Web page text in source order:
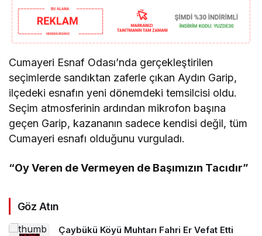
Cumayeri Esnaf Odası’nda gerçekleştirilen
seçimlerde sandıktan zaferle çıkan Aydın Garip,
ilçedeki esnafın yeni dönemdeki temsilcisi oldu.
Seçim atmosferinin ardından mikrofon başına
geçen Garip, kazananın sadece kendisi değil, tüm
Cumayeri esnafı olduğunu vurguladı.
“Oy Veren de Vermeyen de Başımızın Tacıdır”
Göz Atın
Çaybükü Köyü Muhtarı Fahri Er Vefat Etti